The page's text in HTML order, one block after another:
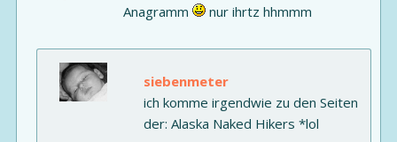
Anagramm
nur ihrtz hhmmm
siebenmeter
ich komme irgendwie zu den Seiten
der: Alaska Naked Hikers *lol